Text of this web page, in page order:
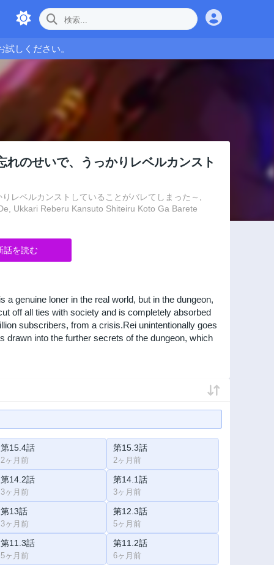
しください。
のせいで、うっかりレベルカンスト
レベルカンストしていることがバレてしまった～,
Ukkari Reberu Kansuto Shiteiru Koto Ga Barete
話を読む
genuine loner in the real world, but in the dungeon,
off all ties with society and is completely absorbed
subscribers, from a crisis.Rei unintentionally goes
drawn into the further secrets of the dungeon, which
第15.4話
2ヶ月前
第15.3話
2ヶ月前
第14.2話
3ヶ月前
第14.1話
3ヶ月前
第13話
3ヶ月前
第12.3話
5ヶ月前
第11.3話
5ヶ月前
第11.2話
6ヶ月前